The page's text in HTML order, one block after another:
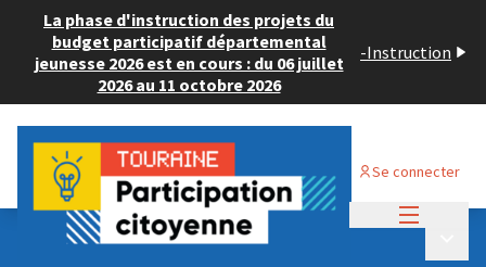
La phase d'instruction des projets du
budget participatif départemental
jeunesse 2026 est en cours : du 06 juillet
2026 au 11 octobre 2026
-Instruction
Se connecter
Budget Participatif JEUNESSE 2024
💡 Consulter les projets déposés